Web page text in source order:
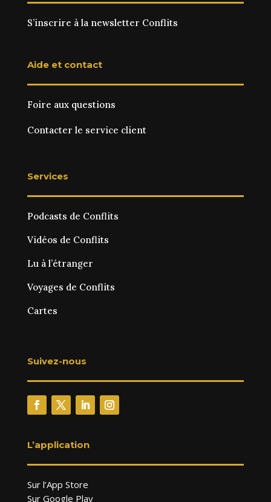
S’inscrire à la newsletter Conflits
Aide et contact
Foire aux questions
Contacter le service client
Services
Podcasts de Conflits
Vidéos de Conflits
Lu à l’étranger
Voyages de Conflits
Cartes
Suivez-nous
L’application
Sur l’App Store
Sur Google Play